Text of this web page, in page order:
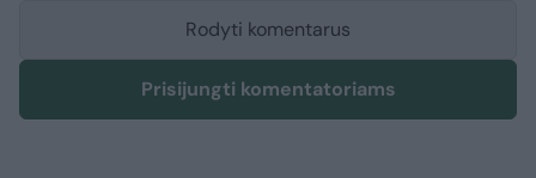
Rodyti komentarus
Prisijungti komentatoriams